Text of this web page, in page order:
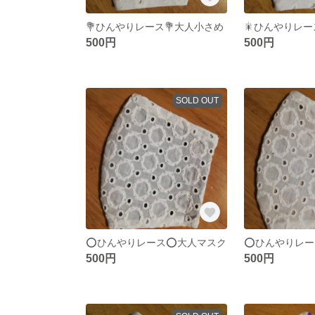
💐ひんやりレース💐大人小さめ
500円 500円
SOLD OUT
⭕ひんやりレース⭕大人マスク
500円
⭕ひんやりレ
500円